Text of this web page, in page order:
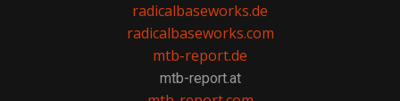
radicalbaseworks.de
radicalbaseworks.com
mtb-report.de
mtb-report.at